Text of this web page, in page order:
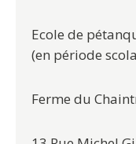
Ecole de
(en période
Ferme du